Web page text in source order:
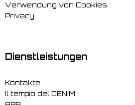
Verwendung von Cookies
Privacy
Dienstleistungen
Kontakte
Il tempio del DENIM